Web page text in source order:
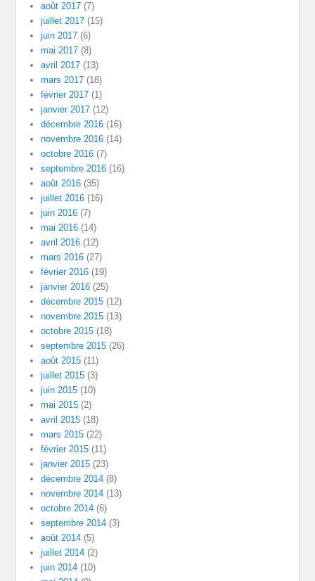
août 2017 (7)
juillet 2017 (15)
juin 2017 (6)
mai 2017 (8)
avril 2017 (13)
mars 2017 (18)
février 2017 (1)
janvier 2017 (12)
décembre 2016 (16)
novembre 2016 (14)
octobre 2016 (7)
septembre 2016 (16)
août 2016 (35)
juillet 2016 (16)
juin 2016 (7)
mai 2016 (14)
avril 2016 (12)
mars 2016 (27)
février 2016 (19)
janvier 2016 (25)
décembre 2015 (12)
novembre 2015 (13)
octobre 2015 (18)
septembre 2015 (26)
août 2015 (11)
juillet 2015 (3)
juin 2015 (10)
mai 2015 (2)
avril 2015 (18)
mars 2015 (22)
février 2015 (11)
janvier 2015 (23)
décembre 2014 (8)
novembre 2014 (13)
octobre 2014 (6)
septembre 2014 (3)
août 2014 (5)
juillet 2014 (2)
juin 2014 (10)